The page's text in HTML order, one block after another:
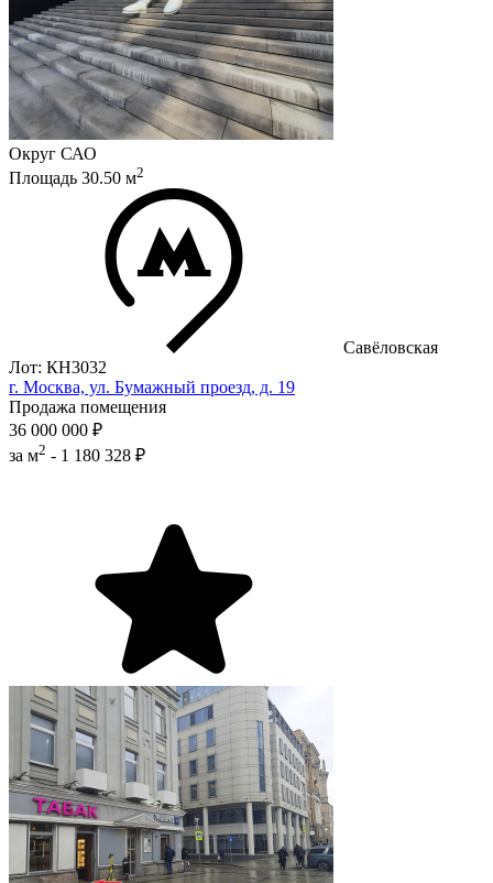
Округ САО
Площадь 30.50 м2
Савёловская
Лот: КН3032
г. Москва, ул. Бумажный проезд, д. 19
Продажа помещения
36 000 000 ₽
за м2 - 1 180 328 ₽